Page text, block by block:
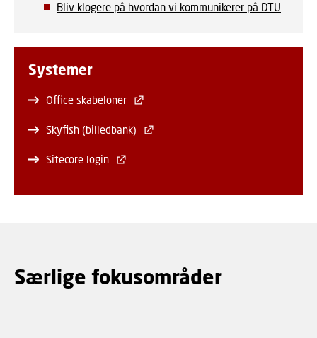
Bliv klogere på hvordan vi kommunikerer på DTU
Systemer
Office skabeloner
Skyfish (billedbank)
Sitecore login
Særlige fokusområder